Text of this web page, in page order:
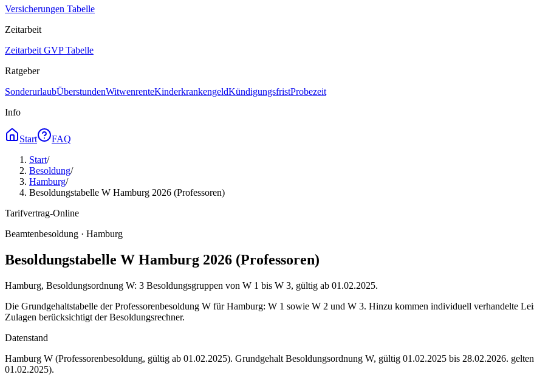
Versicherungen Tabelle
Zeitarbeit
Zeitarbeit GVP Tabelle
Ratgeber
SonderurlaubÜberstundenWitwenrenteKinderkrankengeldKündigungsfristProbezeit
Info
Start
FAQ
Start/
Besoldung/
Hamburg/
Besoldungstabelle W Hamburg 2026 (Professoren)
Tarifvertrag-Online
Beamtenbesoldung · Hamburg
Besoldungstabelle W Hamburg 2026 (Professoren)
Hamburg, Besoldungsordnung W: 3 Besoldungsgruppen von W 1 bis W 3, gültig ab 01.02.2025.
Die Grundgehaltstabelle der Professorenbesoldung W für Hamburg: W 1 sowie W 2 und W 3. Hinzu kommen individuell verhandelte
Zulagen berücksichtigt der Besoldungsrechner.
Datenstand
Hamburg W (Professorenbesoldung, gültig ab 01.02.2025). Grundgehalt Besoldungsordnung W, gültig 01.02.2025 bis 28.02.2026.
01.02.2025).